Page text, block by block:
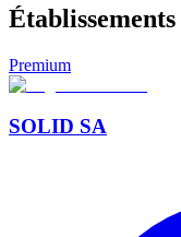
Établissements
Premium
SOLID SA